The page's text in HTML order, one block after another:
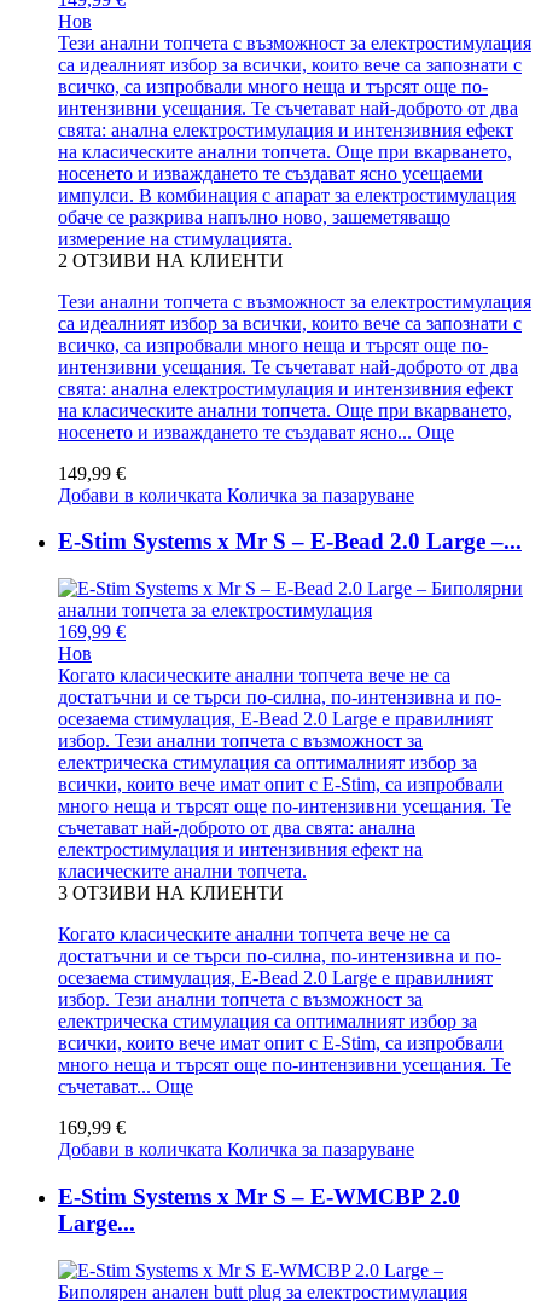
Нов
Тези анални топчета с възможност за електростимулация
са идеалният избор за всички, които вече са запознати с
всичко, са изпробвали много неща и търсят още по-
интензивни усещания. Те съчетават най-доброто от два
свята: анална електростимулация и интензивния ефект
на класическите анални топчета. Още при вкарването,
носенето и изваждането те създават ясно усещаеми
импулси. В комбинация с апарат за електростимулация
обаче се разкрива напълно ново, зашеметяващо
измерение на стимулацията.
2 ОТЗИВИ НА КЛИЕНТИ
Тези анални топчета с възможност за електростимулация
са идеалният избор за всички, които вече са запознати с
всичко, са изпробвали много неща и търсят още по-
интензивни усещания. Те съчетават най-доброто от два
свята: анална електростимулация и интензивния ефект
на класическите анални топчета. Още при вкарването,
носенето и изваждането те създават ясно... Още
149,99 €
Добави в количката Количка за пазаруване
E-Stim Systems x Mr S – E-Bead 2.0 Large –...
169,99 €
Нов
Когато класическите анални топчета вече не са
достатъчни и се търси по-силна, по-интензивна и по-
осезаема стимулация, E-Bead 2.0 Large е правилният
избор. Тези анални топчета с възможност за
електрическа стимулация са оптималният избор за
всички, които вече имат опит с E-Stim, са изпробвали
много неща и търсят още по-интензивни усещания. Те
съчетават най-доброто от два свята: анална
електростимулация и интензивния ефект на
класическите анални топчета.
3 ОТЗИВИ НА КЛИЕНТИ
Когато класическите анални топчета вече не са
достатъчни и се търси по-силна, по-интензивна и по-
осезаема стимулация, E-Bead 2.0 Large е правилният
избор. Тези анални топчета с възможност за
електрическа стимулация са оптималният избор за
всички, които вече имат опит с E-Stim, са изпробвали
много неща и търсят още по-интензивни усещания. Те
съчетават... Още
169,99 €
Добави в количката Количка за пазаруване
E-Stim Systems x Mr S – E-WMCBP 2.0
Large...